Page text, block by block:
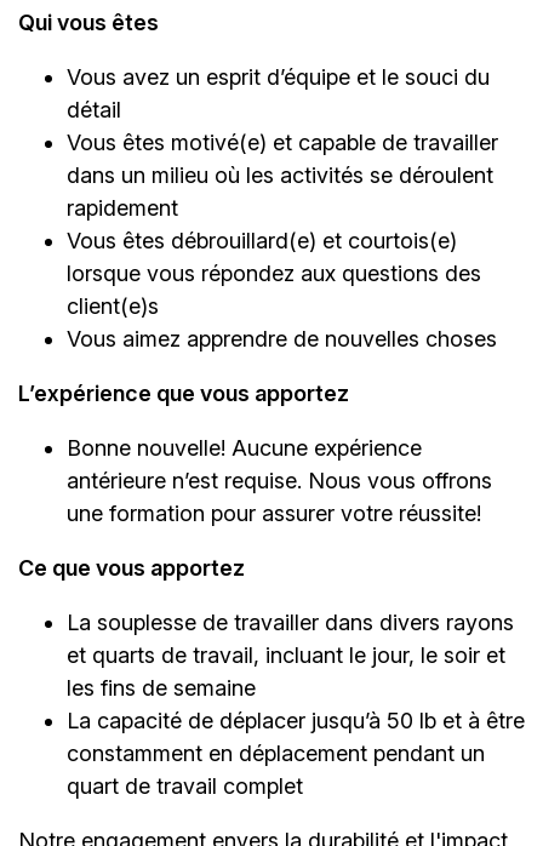
Qui vous êtes
Vous avez un esprit d’équipe et le souci du
détail
Vous êtes motivé(e) et capable de travailler
dans un milieu où les activités se déroulent
rapidement
Vous êtes débrouillard(e) et courtois(e)
lorsque vous répondez aux questions des
client(e)s
Vous aimez apprendre de nouvelles choses
L’expérience que vous apportez
Bonne nouvelle! Aucune expérience
antérieure n’est requise. Nous vous offrons
une formation pour assurer votre réussite!
Ce que vous apportez
La souplesse de travailler dans divers rayons
et quarts de travail, incluant le jour, le soir et
les fins de semaine
La capacité de déplacer jusqu’à 50 lb et à être
constamment en déplacement pendant un
quart de travail complet